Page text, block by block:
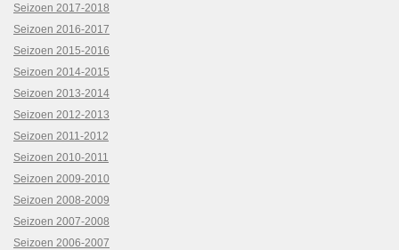
Seizoen 2017-2018
Seizoen 2016-2017
Seizoen 2015-2016
Seizoen 2014-2015
Seizoen 2013-2014
Seizoen 2012-2013
Seizoen 2011-2012
Seizoen 2010-2011
Seizoen 2009-2010
Seizoen 2008-2009
Seizoen 2007-2008
Seizoen 2006-2007